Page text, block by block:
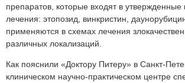
препаратов, которые входят в утвержденные
лечения: этопозид, винкристин,
применяются в схемах лечения
различных локализаций.
Как пояснили «Доктору Питеру» в Санкт-
клиническом научно-практическом центре